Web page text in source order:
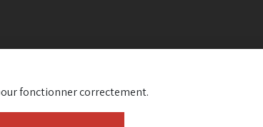
fonctionner correctement.